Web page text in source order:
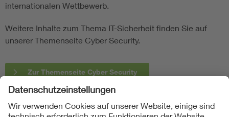
internationalen Wettbewerb.
Weitere Inhalte zum Thema IT-Sicherheit finden Sie auf
unserer Themenseite Cyber Security.
Zur Themenseite Cyber Security